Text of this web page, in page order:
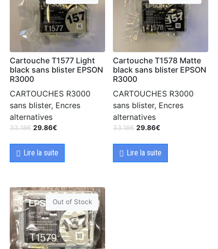
Cartouche T1577 Light
black sans blister EPSON
R3000
CARTOUCHES R3000
sans blister, Encres
alternatives
33.18€ 29.86€
Lire la suite
Cartouche T1578 Matte
black sans blister EPSON
R3000
CARTOUCHES R3000
sans blister, Encres
alternatives
33.18€ 29.86€
Lire la suite
Out of Stock